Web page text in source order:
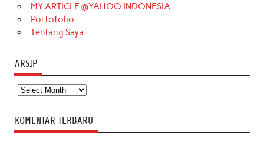
MY ARTICLE @YAHOO INDONESIA
Portofolio
Tentang Saya
ARSIP
Arsip
KOMENTAR TERBARU